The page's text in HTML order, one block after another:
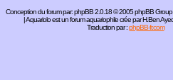
Conception du forum par:phpBB2.0.18 © 2005 phpBB Group
| Aquariolo est un forum aquariophile crée par H.Ben
Traduction par :phpBB-fr.com